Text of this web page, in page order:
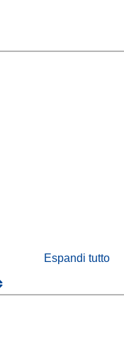
Espandi tutto